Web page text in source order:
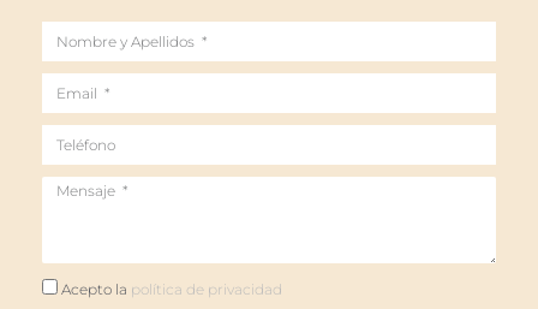
Nombre
y
Apellidos
Email
Teléfono
Mensaje
Acepto
Acepto la política de privacidad